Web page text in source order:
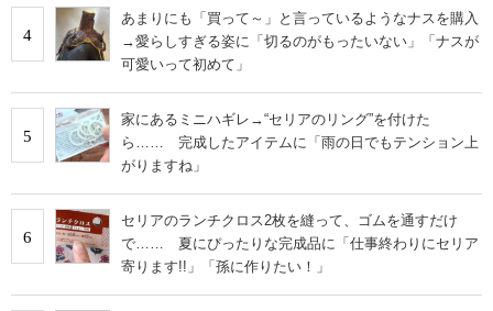
4
あまりにも「買って～」と言っているようなナスを購入
→愛らしすぎる姿に「切るのがもったいない」「ナスが
可愛いって初めて」
5
家にあるミニハギレ→“セリアのリング”を付けた
ら…… 完成したアイテムに「雨の日でもテンション上
がりますね」
6
セリアのランチクロス2枚を縫って、ゴムを通すだけ
で…… 夏にぴったりな完成品に「仕事終わりにセリア
寄ります!!」「孫に作りたい！」